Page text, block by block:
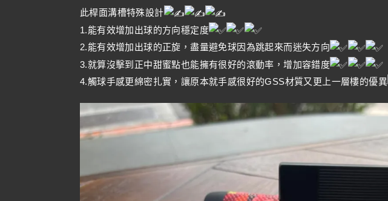
此桿面溝槽特殊設計
1.能有效增加出球的方向穩定度
2.能有效增加出球的正旋，盡量避免球因為跳起來而迷失方向
3.就算沒擊到正中甜蜜點也能擁有很好的滾動率，增加容錯度
4.觸球手感更綿密扎實，讓原本就手感很好的GSS材質又更上一層樓的優異